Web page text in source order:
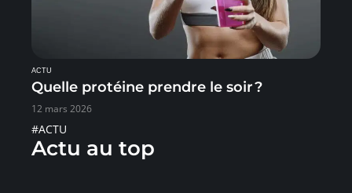
ACTU
Quelle protéine prendre le soir ?
12 mars 2026
#ACTU
Actu au top